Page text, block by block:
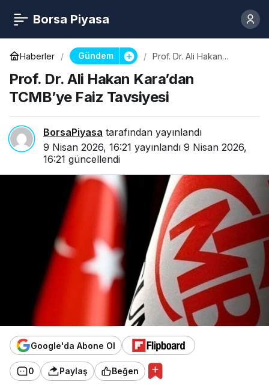
Borsa Piyasa
Haberler Gündem
Prof. Dr. Ali Hakan
Tavsiyesi
Prof. Dr. Ali Hakan Kara’dan
TCMB’ye Faiz Tavsiyesi
BorsaPiyasa tarafından yayınlandı
9 Nisan 2026, 16:21 yayınlandı 9 Nisan 2026,
16:21 güncellendi
Google'da Abone Ol
0 Paylaş Beğen